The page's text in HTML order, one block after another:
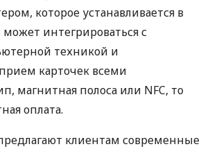
которое устанавливается в
может интегрироваться с
техникой и
карточек всеми
магнитная полоса или NFC, то
оплата.
клиентам современные